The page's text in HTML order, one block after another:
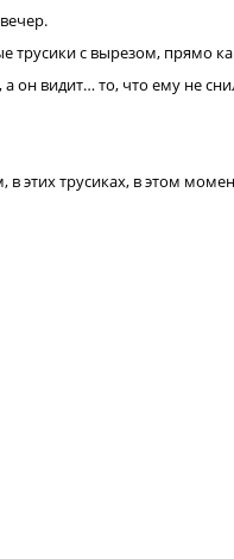
с вырезом, прямо
видит… то, что ему не
этих трусиках, в этом